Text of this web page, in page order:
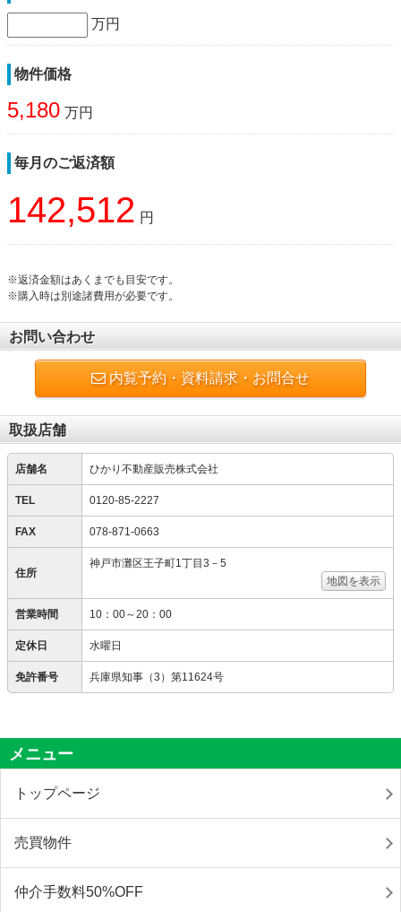
万円
物件価格
5,180 万円
毎月のご返済額
142,512 円
※返済金額はあくまでも目安です。
※購入時は別途諸費用が必要です。
お問い合わせ
内覧予約・資料請求・お問合せ
取扱店舗
店舗名 ひかり不動産販売株式会社
TEL 0120-85-2227
FAX 078-871-0663
住所
神戸市灘区王子町1丁目3－5
地図を表示
営業時間 10：00～20：00
定休日 水曜日
免許番号 兵庫県知事（3）第11624号
メニュー
トップページ
売買物件
仲介手数料50%OFF